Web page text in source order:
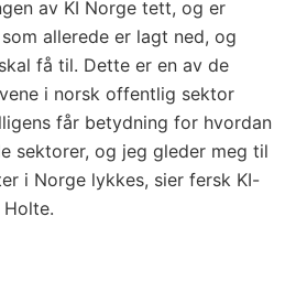
av KI Norge tett, og er
allerede er lagt ned, og
få til. Dette er en av de
i norsk offentlig sektor
får betydning for hvordan
sektorer, og jeg gleder meg til
i Norge lykkes, sier fersk KI-